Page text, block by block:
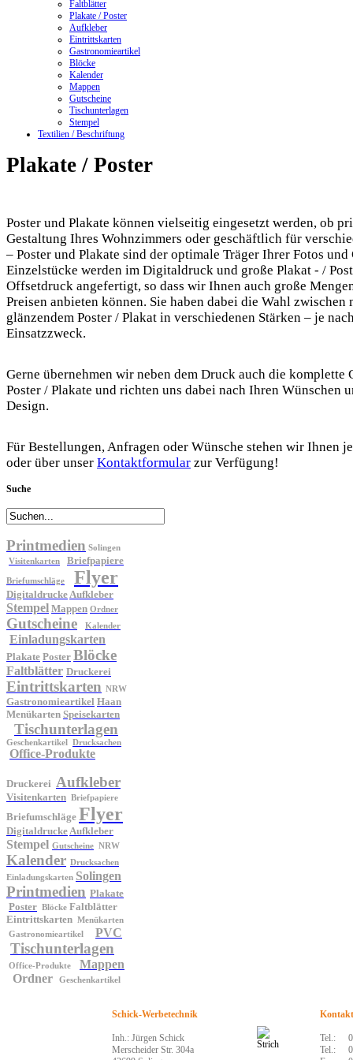
Faltblätter
Plakate / Poster
Aufkleber
Eintrittskarten
Gastronomieartikel
Blöcke
Kalender
Mappen
Gutscheine
Tischunterlagen
Stempel
Textilien / Beschriftung
Plakate / Poster
Poster und Plakate können vielseitig eingesetzt werden, ob
Gestaltung Ihres Wohnzimmers oder geschäftlich für
– Poster und Plakate sind der optimale Träger Ihrer Fotos
Einzelstücke werden im Digitaldruck und große Plakat - /
Offsetdruck angefertigt, so dass wir Ihnen auch große
Preisen anbieten können. Sie haben dabei die Wahl zwischen
glänzendem Poster / Plakat in verschiedenen Stärken – je
Einsatzzweck.
Gerne übernehmen wir neben dem Druck auch die komplette
Poster / Plakate und richten uns dabei nach Ihren Wünschen
Design.
Für Bestellungen, Anfragen oder Wünsche stehen wir Ihnen
oder über unser Kontaktformular zur Verfügung!
Suche
Printmedien Solingen
Visitenkarten
Briefpapiere
Briefumschläge Flyer
DigitaldruckeAufkleber
Stempel Mappen Ordner
Gutscheine Kalender
Einladungskarten
Plakate Poster Blöcke
Faltblätter Druckerei
Eintrittskarten NRW
Gastronomieartikel Haan
Menükarten Speisekarten
Tischunterlagen
Geschenkartikel Drucksachen
Office-Produkte
Druckerei Aufkleber
Visitenkarten Briefpapiere
Briefumschläge Flyer
DigitaldruckeAufkleber
Stempel Gutscheine NRW
Kalender Drucksachen
Einladungskarten Solingen
Printmedien Plakate
Poster Blöcke Faltblätter
Eintrittskarten Menükarten
Gastronomieartikel PVC
Tischunterlagen
Office-Produkte
Mappen
Ordner
Geschenkartikel
Schick-Werbetechnik Kontakt
Inh.: Jürgen Schick Tel.:
Merscheider Str. 304a
Tel.: